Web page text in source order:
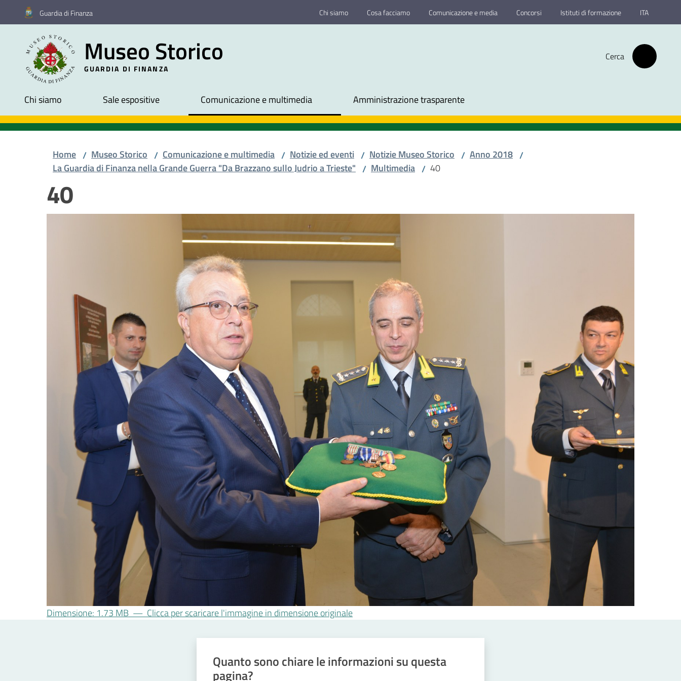
Vai al contenuto
Vai alla navigazione
Vai al footerGuardia di Finanza Chi siamo Cosa facciamo Comunicazione e media Concorsi Istituti di formazione ITA
Museo Storico
GUARDIA DI FINANZA
Cerca
Chi siamo Sale espositive Comunicazione e multimedia Amministrazione trasparente
Home / Museo Storico / Comunicazione e multimedia / Notizie ed eventi / Notizie Museo Storico / Anno 2018 /
La Guardia di Finanza nella Grande Guerra "Da Brazzano sullo Judrio a Trieste" / Multimedia / 40
40
Dimensione: 1.73 MB — Clicca per scaricare l'immagine in dimensione originale
Quanto sono chiare le informazioni su questa
pagina?